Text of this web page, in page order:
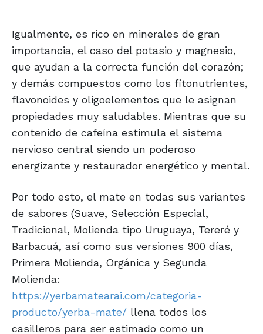
Igualmente, es rico en minerales de gran
importancia, el caso del potasio y magnesio,
que ayudan a la correcta función del corazón;
y demás compuestos como los fitonutrientes,
flavonoides y oligoelementos que le asignan
propiedades muy saludables. Mientras que su
contenido de cafeína estimula el sistema
nervioso central siendo un poderoso
energizante y restaurador energético y mental.
Por todo esto, el mate en todas sus variantes
de sabores (Suave, Selección Especial,
Tradicional, Molienda tipo Uruguaya, Tereré y
Barbacuá, así como sus versiones 900 días,
Primera Molienda, Orgánica y Segunda
Molienda:
https://yerbamatearai.com/categoria-
producto/yerba-mate/ llena todos los
casilleros para ser estimado como un